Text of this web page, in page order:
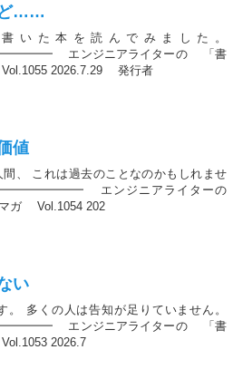
ど……
いた本を読んでみました。
エンジニアライターの 「書
2026.7.29 発行者
値
、 これは過去のことなのかもしれませ
エンジニアライターの
ガ Vol.1054 202
い
。 多くの人は告知が足りていません。
エンジニアライターの 「書
2026.7